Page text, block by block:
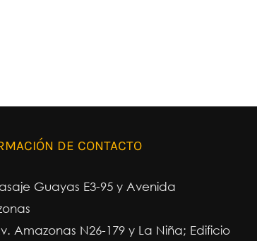
DE CONTACTO
Guayas E3-95 y Avenida
Amazonas N26-179 y La Niña; Edificio